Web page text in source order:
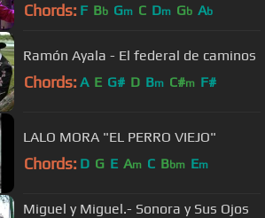
Chords: F Bb Gm C Dm Gb Ab
Ramón Ayala - El federal de caminos
Chords: A E G# D Bm C#m F#
LALO MORA "EL PERRO VIEJO"
Chords: D G E Am C Bbm Em
Miguel y Miguel.- Sonora y Sus Ojos